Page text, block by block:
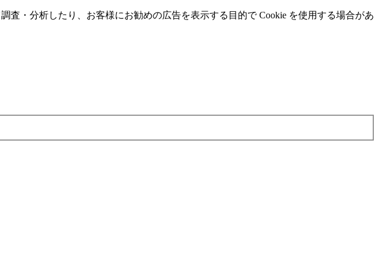
査・分析したり、お客様にお勧めの広告を表⽰する⽬的で Cookie を使⽤する場合があ